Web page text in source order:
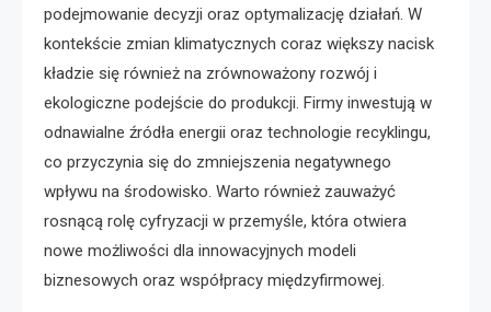
podejmowanie decyzji oraz optymalizację działań. W
kontekście zmian klimatycznych coraz większy nacisk
kładzie się również na zrównoważony rozwój i
ekologiczne podejście do produkcji. Firmy inwestują w
odnawialne źródła energii oraz technologie recyklingu,
co przyczynia się do zmniejszenia negatywnego
wpływu na środowisko. Warto również zauważyć
rosnącą rolę cyfryzacji w przemyśle, która otwiera
nowe możliwości dla innowacyjnych modeli
biznesowych oraz współpracy międzyfirmowej.